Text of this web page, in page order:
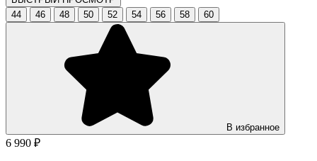
44
46 48 50 52 54 56 58 60
В избранное
6 990 ₽